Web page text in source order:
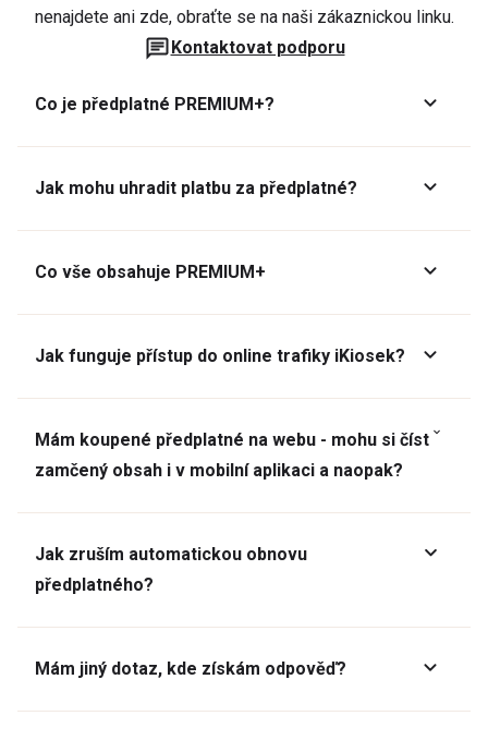
nenajdete ani zde, obraťte se na naši zákaznickou linku.
Kontaktovat podporu
Co je předplatné PREMIUM+?
Jak mohu uhradit platbu za předplatné?
Co vše obsahuje PREMIUM+
Jak funguje přístup do online trafiky iKiosek?
Mám koupené předplatné na webu - mohu si číst
zamčený obsah i v mobilní aplikaci a naopak?
Jak zruším automatickou obnovu
předplatného?
Mám jiný dotaz, kde získám odpověď?